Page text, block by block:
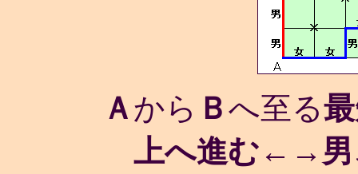
Ａから Ｂへ至る
上へ進む←→